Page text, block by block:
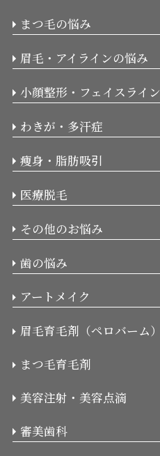
まつ毛の悩み
眉毛・アイラインの悩み
小顔整形・フェイスライン
わきが・多汗症
痩身・脂肪吸引
医療脱毛
その他のお悩み
歯の悩み
アートメイク
眉毛育毛剤（ペロバーム）
まつ毛育毛剤
美容注射・美容点滴
審美歯科